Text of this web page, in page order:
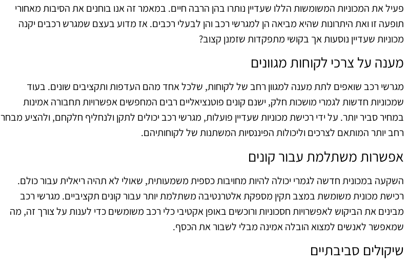
פעיל את המכוניות המשומשות הללו שעדיין נותרו בהן הרבה חיים. במאמר זה אנו בוחנים את הסיבות מאחורי
תופעה זו ואת היתרונות שהיא מביאה הן למגרשי רכב והן לבעלי רכבים. אז מדוע בעצם שמגרש רכבים יקנה
מכוניות שעדיין נוסעות אך בקושי מתפקדות שזמנן קצוב?
מענה על צרכי לקוחות מגוונים
מגרשי רכב שואפים לתת מענה למגוון רחב של לקוחות, שלכל אחד מהם העדפות ותקציבים שונים. בעוד
שמכוניות חדשות לגמרי מושכות חלק, ישנם קונים פוטנציאליים רבים המחפשים אפשרויות תחבורה אמינות
במחיר סביר יותר. על ידי רכישת מכוניות שעדיין פועלות, מגרשי רכב יכולים לתקן ולנחליף חלקחם, ולהציע מבחר
רחב יותר המותאם לצרכים וליכולות הפיננסיות המשתנות של לקוחותיהם.
אפשרות משתלמת עבור קונים
השקעה במכונית חדשה לגמרי יכולה להיות מחויבות כספית משמעותית, שאולי לא תהיה ריאלית עבור כולם.
רכישת מכונית משומשת במצב תקין מספקת אלטרנטיבה משתלמת יותר עבור קונים תקציביים. מגרשי רכב
מבינים את הביקוש לאפשרויות חסכוניות ורוכשים באופן אקטיבי כלי רכב משומשים כדי לענות על צורך זה, מה
שמאפשר לאנשים למצוא הובלה אמינה מבלי לשבור את הכסף.
שיקולים סביבתיים